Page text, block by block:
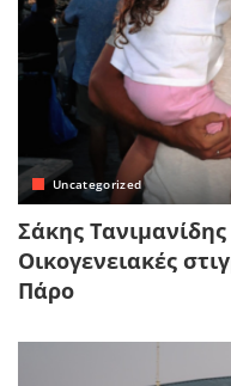
Uncategorized
Σάκης
Οικογενειακές
Πάρο